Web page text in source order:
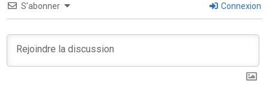
S’abonner Connexion